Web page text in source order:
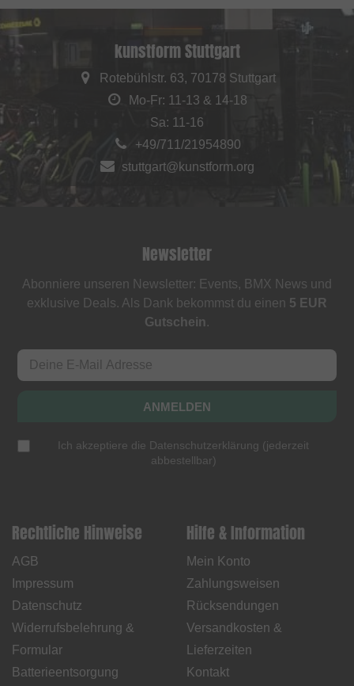
kunstform Stuttgart
Rotebühlstr. 63, 70178 Stuttgart
Mo-Fr: 11-13 & 14-18
Sa: 11-16
+49/711/21954890
stuttgart@kunstform.org
Newsletter
Abonniere unseren Newsletter: Events, BMX News und
exklusive Deals. Als Dank bekommst du einen 5 EUR
Gutschein.
ANMELDEN
Ich akzeptiere die Datenschutzerklärung (jederzeit
abbestellbar)
Rechtliche Hinweise
AGB
Impressum
Datenschutz
Widerrufsbelehrung &
Formular
Batterieentsorgung
Hilfe & Information
Mein Konto
Zahlungsweisen
Rücksendungen
Versandkosten &
Lieferzeiten
Kontakt